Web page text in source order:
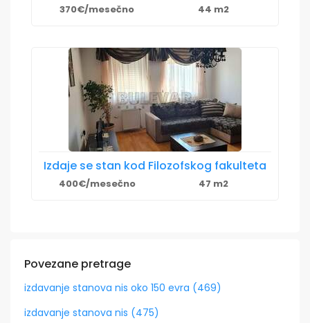
370€/mesečno 44 m2
Izdaje se stan kod Filozofskog fakulteta
400€/mesečno 47 m2
Povezane pretrage
izdavanje stanova nis oko 150 evra (469)
izdavanje stanova nis (475)